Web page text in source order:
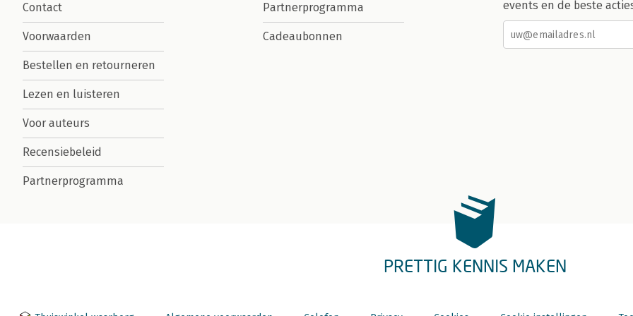
Contact
Voorwaarden
Bestellen en retourneren
Lezen en luisteren
Voor auteurs
Recensiebeleid
Partnerprogramma
Partnerprogramma
Cadeaubonnen
events en de beste
PRETTIG KENNIS MAKEN